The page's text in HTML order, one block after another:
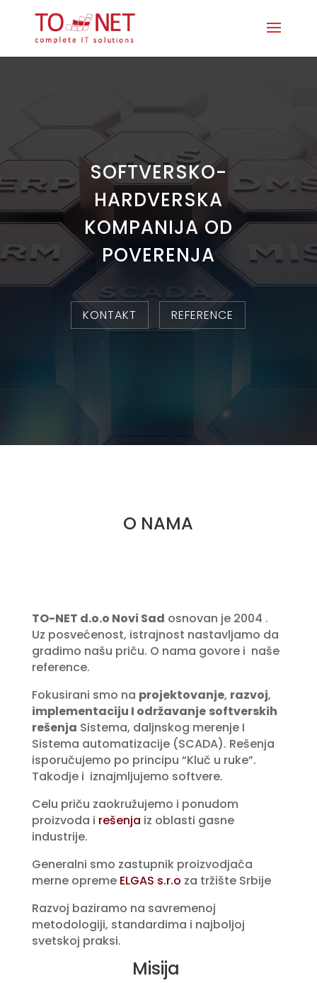
SOFTVERSKO-
HARDVERSKA
KOMPANIJA OD
POVERENJA
KONTAKT REFERENCE
O NAMA
TO-NET d.o.o Novi Sad osnovan je 2004 .
Uz posvećenost, istrajnost nastavljamo da
gradimo našu priču. O nama govore i naše
reference.
Fokusirani smo na projektovanje, razvoj,
implementaciju I održavanje softverskih
rešenja Sistema, daljnskog merenje I
Sistema automatizacije (SCADA). Rešenja
isporučujemo po principu “Kluč u ruke”.
Takodje i iznajmljujemo softvere.
Celu priču zaokružujemo i ponudom
proizvoda i rešenja iz oblasti gasne
industrije.
Generalni smo zastupnik proizvodjača
merne opremeELGAS s.r.o za tržište Srbije
Razvoj baziramo na savremenoj
metodologiji, standardima i najboljoj
svetskoj praksi.
Misija